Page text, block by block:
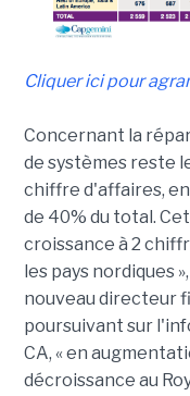
Cliquer ici pour
Concernant la
de systèmes reste
chiffre d'affaires,
de 40% du total.
croissance à 2
les pays nordiques
nouveau directeur
poursuivant sur
CA, « en
décroissance au